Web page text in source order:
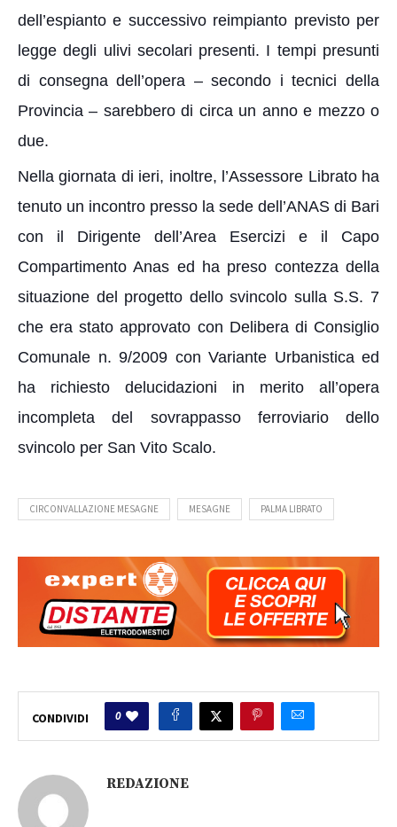
dell’espianto e successivo reimpianto previsto per
legge degli ulivi secolari presenti. I tempi presunti
di consegna dell’opera – secondo i tecnici della
Provincia – sarebbero di circa un anno e mezzo o
due.
Nella giornata di ieri, inoltre, l’Assessore Librato ha
tenuto un incontro presso la sede dell’ANAS di Bari
con il Dirigente dell’Area Esercizi e il Capo
Compartimento Anas ed ha preso contezza della
situazione del progetto dello svincolo sulla S.S. 7
che era stato approvato con Delibera di Consiglio
Comunale n. 9/2009 con Variante Urbanistica ed
ha richiesto delucidazioni in merito all’opera
incompleta del sovrappasso ferroviario dello
svincolo per San Vito Scalo.
CIRCONVALLAZIONE MESAGNE MESAGNE PALMA LIBRATO
CONDIVIDI 0
REDAZIONE